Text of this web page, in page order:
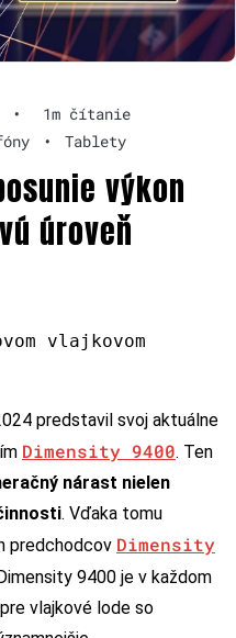
•
1m čítanie
• Tablety
výkon
úroveň
vlajkovom
predstavil svoj aktuálne
Dimensity 9400. Ten
nárast nielen
. Vďaka tomu
predchodcov Dimensity
9400 je v každom
vlajkové lode so